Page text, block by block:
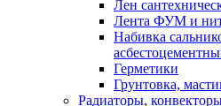
Лен
Лента ФУМ и
Набивка
Герметики
Грунтовка,
Радиаторы,